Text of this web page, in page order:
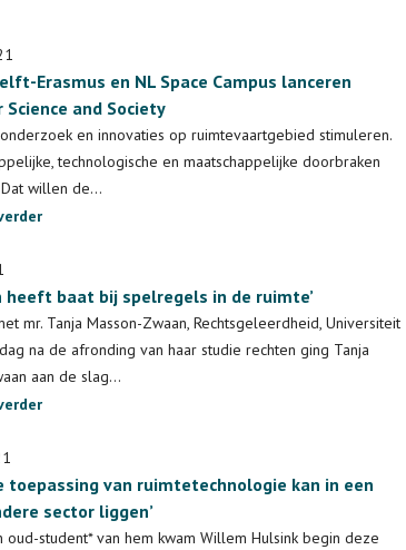
Erasmus en NL Space Campus lanceren
Science and Society
en innovaties op ruimtevaartgebied stimuleren.
technologische en maatschappelijke doorbraken
willen de…
Erasmus
en
NL
Space
for
Science
and
heeft baat bij spelregels in de ruimte’
mr. Tanja Masson-Zwaan, Rechtsgeleerdheid, Universiteit
na de afronding van haar studie rechten ging Tanja
aan de slag…
baat
bij
spelregels
toepassing van ruimtetechnologie kan in een
sector liggen’
oud-student* van hem kwam Willem Hulsink begin deze